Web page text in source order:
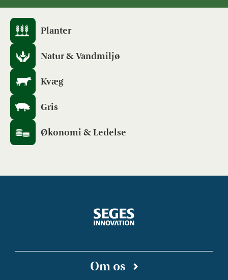
Planter
Natur & Vandmiljø
Kvæg
Gris
Økonomi & Ledelse
Om os